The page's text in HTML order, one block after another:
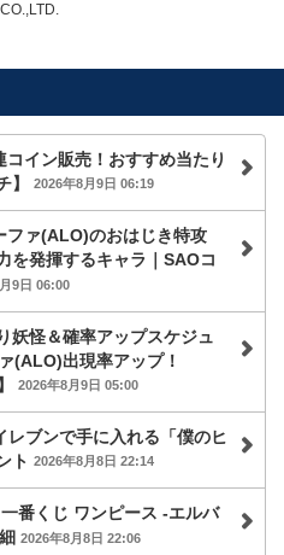
コイン販売！おすすめ当たり
】
2026年8月9日 06:19
ファ(ALO)のおはじき特攻
を発揮するキャラ｜SAOコ
9日 06:00
妖怪＆確率アップスケジュ
(ALO)出現率アップ！
2026年8月9日 05:00
ブンで手に入れる「僕のヒ
ト 2026年8月8日 22:14
番くじ ワンピース -エルバ
2026年8月8日 22:06